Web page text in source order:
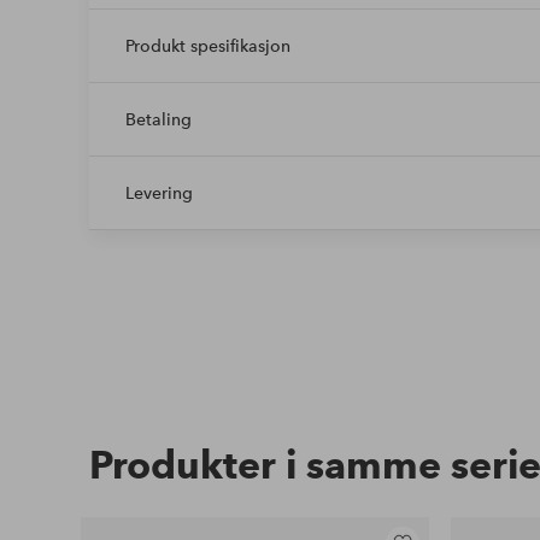
Produkt spesifikasjon
Betaling
Levering
Produkter i samme serie